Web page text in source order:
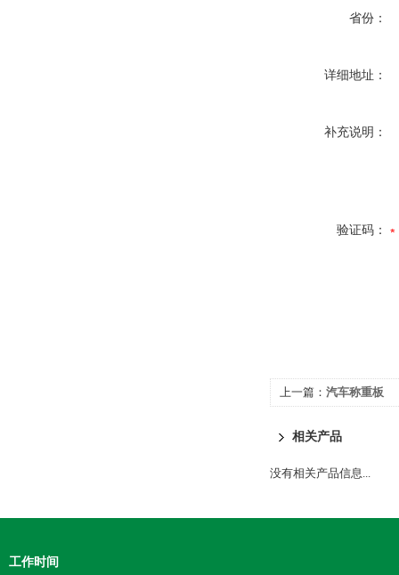
省份：
详细地址：
补充说明：
验证码：
上一篇： 汽车称重板
相关产品
没有相关产品信息...
工作时间